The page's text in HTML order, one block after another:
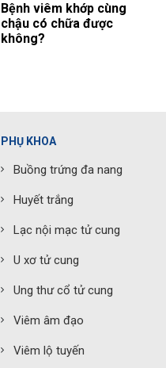
Bệnh viêm khớp cùng
chậu có chữa được
không?
PHỤ KHOA
Buồng trứng đa nang
Huyết trắng
Lạc nội mạc tử cung
U xơ tử cung
Ung thư cổ tử cung
Viêm âm đạo
Viêm lộ tuyến